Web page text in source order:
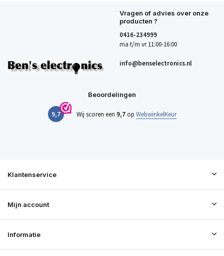
Vragen of advies over onze
producten ?
0416-234999
ma t/m vr 11:00-16:00
info@benselectronics.nl
Beoordelingen
9,7 Wij scoren een 9,7op WebwinkelKeur
Klantenservice
Mijn account
Informatie